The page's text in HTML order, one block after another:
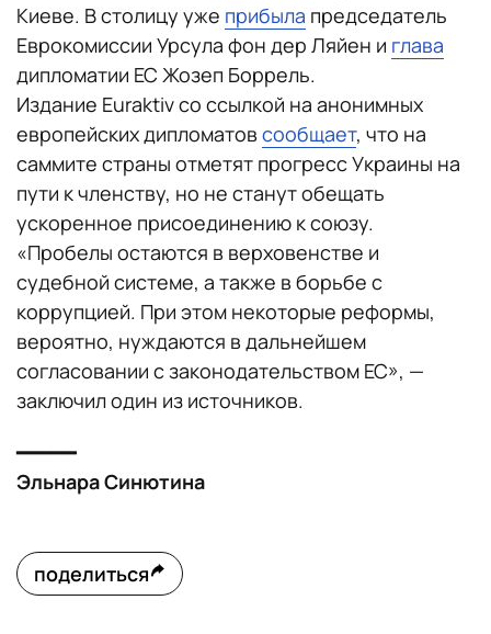
Киеве. В столицу уже прибыла председатель
Еврокомиссии Урсула фон дер Ляйен и глава
дипломатии ЕС Жозеп Боррель.
Издание Euraktiv со ссылкой на анонимных
европейских дипломатов сообщает, что на
саммите страны отметят прогресс Украины на
пути к членству, но не станут обещать
ускоренное присоединению к союзу.
«Пробелы остаются в верховенстве и
судебной системе, а также в борьбе с
коррупцией. При этом некоторые реформы,
вероятно, нуждаются в дальнейшем
согласовании с законодательством ЕС», —
заключил один из источников.
━━━━━
Эльнара Синютина
поделиться